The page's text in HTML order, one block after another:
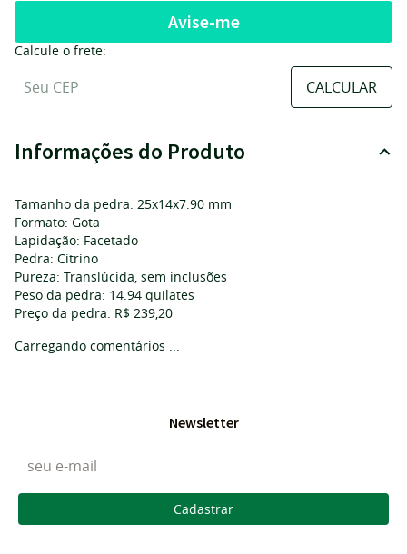
Avise-me
Calcule o frete:
Informações do Produto
Tamanho da pedra: 25x14x7.90 mm
Formato: Gota
Lapidação: Facetado
Pedra: Citrino
Pureza: Translúcida, sem inclusões
Peso da pedra: 14.94 quilates
Preço da pedra: R$ 239,20
Carregando comentários ...
Newsletter
Cadastrar